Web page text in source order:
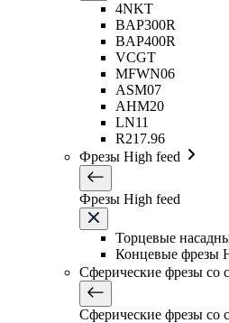
4NKT
BAP300R
BAP400R
VCGT
MFWN06
ASM07
AHM20
LN11
R217.96
Фрезы High feed
Фрезы High feed
Торцевые
Концевые фрезы
Сферические фрезы со
Сферические фрезы со